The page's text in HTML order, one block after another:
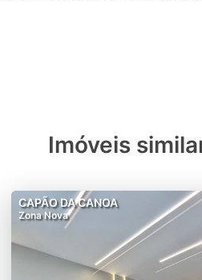
Imóveis
CAPÃO DA CANOA
Zona Nova